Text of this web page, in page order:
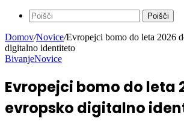
Poišči
Domov/Novice/Evropejci bomo do leta 2026
digitalno identiteto
BivanjeNovice
Evropejci bomo do leta
evropsko digitalno